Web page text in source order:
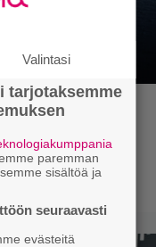
leffasta
–
Valintasi
tarjotaksemme
paremman
sisältöä ja
seuraavasti
evästeitä